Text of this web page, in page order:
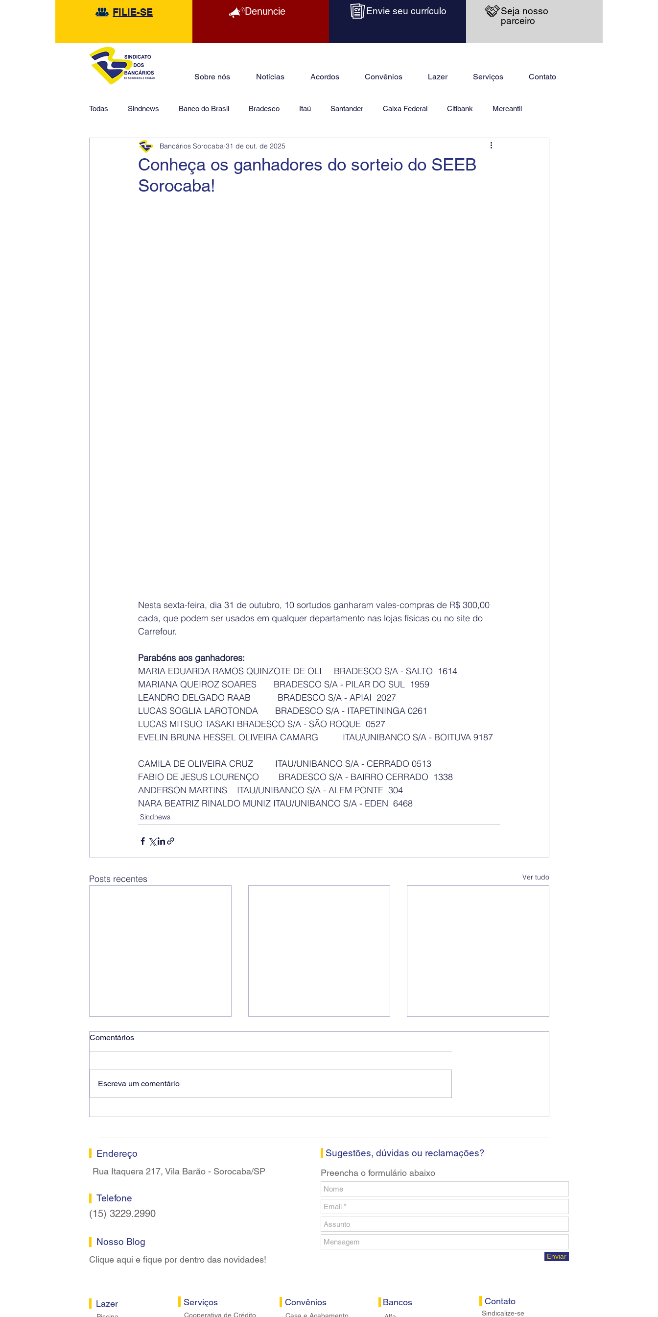
FILIE-SE Denuncie Envie seu currículo
Seja nosso
parceiro
Sobre nós Notícias Acordos Convênios Lazer Serviços Contato
Todas Sindnews Banco do Brasil Bradesco Itaú Santander Caixa Federal Citibank Mercantil
HSBC Financeiras Jurídico
Conheça os ganhadores do sorteio do SEEB
Sorocaba!
Bancários Sorocaba 31 de out. de 2025
Nesta sexta-feira, dia 31 de outubro, 10 sortudos ganharam vales-compras de R$ 300,00
cada, que podem ser usados em qualquer departamento nas lojas físicas ou no site do
Carrefour.
Parabéns aos ganhadores:
MARIA EDUARDA RAMOS QUINZOTE DE OLI	BRADESCO S/A - SALTO  1614
MARIANA QUEIROZ SOARES       BRADESCO S/A - PILAR DO SUL  1959
LEANDRO DELGADO RAAB           BRADESCO S/A - APIAI  2027
LUCAS SOGLIA LAROTONDA       BRADESCO S/A - ITAPETININGA 0261
LUCAS MITSUO TASAKI BRADESCO S/A - SÃO ROQUE  0527
EVELIN BRUNA HESSEL OLIVEIRA CAMARG          ITAU/UNIBANCO S/A - BOITUVA 9187
CAMILA DE OLIVEIRA CRUZ         ITAU/UNIBANCO S/A - CERRADO 0513
FABIO DE JESUS LOURENÇO        BRADESCO S/A - BAIRRO CERRADO  1338
ANDERSON MARTINS    ITAU/UNIBANCO S/A - ALEM PONTE  304
NARA BEATRIZ RINALDO MUNIZ ITAU/UNIBANCO S/A - EDEN  6468
Sindnews
Posts recentes Ver tudo
Comentários
Escreva um comentário
Endereço
Rua Itaquera 217, Vila Barão - Sorocaba/SP
Telefone
(15) 3229.2990
Nosso Blog
Clique aqui e fique por dentro das novidades!
Lazer Serviços
Cooperativa de Crédito
Sugestões, dúvidas ou reclamações?
Preencha o formulário abaixo
Enviar
Convênios Bancos Contato
Sindicalize-se